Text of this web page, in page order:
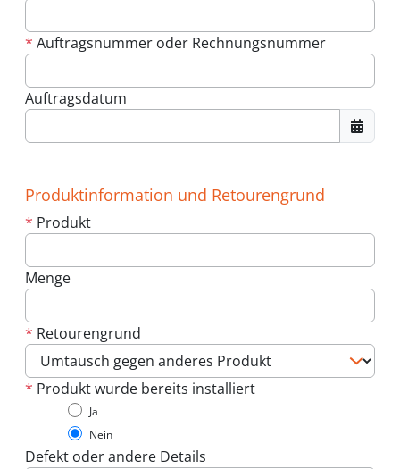
* Auftragsnummer oder Rechnungsnummer
Auftragsdatum
Produktinformation und Retourengrund
* Produkt
Menge
* Retourengrund
* Produkt wurde bereits installiert
Ja
Nein
Defekt oder andere Details